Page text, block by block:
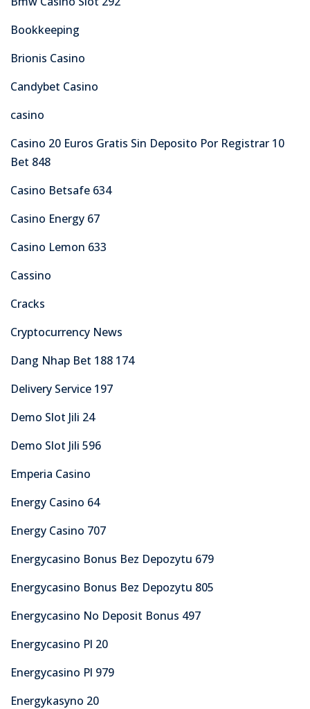
Bookkeeping
Brionis Casino
Candybet Casino
casino
Casino 20 Euros Gratis Sin Deposito Por Registrar 10
Bet 848
Casino Betsafe 634
Casino Energy 67
Casino Lemon 633
Cassino
Cracks
Cryptocurrency News
Dang Nhap Bet 188 174
Delivery Service 197
Demo Slot Jili 24
Demo Slot Jili 596
Emperia Casino
Energy Casino 64
Energy Casino 707
Energycasino Bonus Bez Depozytu 679
Energycasino Bonus Bez Depozytu 805
Energycasino No Deposit Bonus 497
Energycasino Pl 20
Energycasino Pl 979
Energykasyno 20